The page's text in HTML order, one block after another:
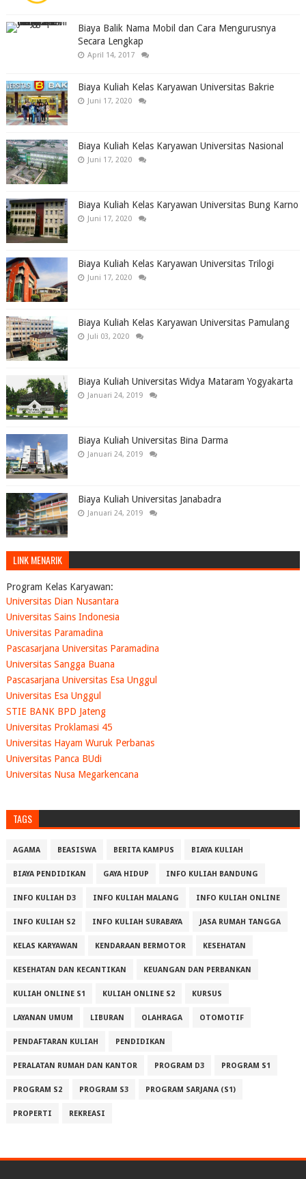
Biaya Balik Nama Mobil dan Cara Mengurusnya
Secara Lengkap
April 14, 2017
Biaya Kuliah Kelas Karyawan Universitas Bakrie
Juni 17, 2020
Biaya Kuliah Kelas Karyawan Universitas Nasional
Juni 17, 2020
Biaya Kuliah Kelas Karyawan Universitas Bung Karno
Juni 17, 2020
Biaya Kuliah Kelas Karyawan Universitas Trilogi
Juni 17, 2020
Biaya Kuliah Kelas Karyawan Universitas Pamulang
Juli 03, 2020
Biaya Kuliah Universitas Widya Mataram Yogyakarta
Januari 24, 2019
Biaya Kuliah Universitas Bina Darma
Januari 24, 2019
Biaya Kuliah Universitas Janabadra
Januari 24, 2019
LINK MENARIK
Program Kelas Karyawan:
Universitas Dian Nusantara
Universitas Sains Indonesia
Universitas Paramadina
Pascasarjana Universitas Paramadina
Universitas Sangga Buana
Pascasarjana Universitas Esa Unggul
Universitas Esa Unggul
STIE BANK BPD Jateng
Universitas Proklamasi 45
Universitas Hayam Wuruk Perbanas
Universitas Panca BUdi
Universitas Nusa Megarkencana
TAGS
AGAMA BEASISWA BERITA KAMPUS BIAYA KULIAH
BIAYA PENDIDIKAN GAYA HIDUP INFO KULIAH BANDUNG
INFO KULIAH D3 INFO KULIAH MALANG INFO KULIAH ONLINE
INFO KULIAH S2 INFO KULIAH SURABAYA JASA RUMAH TANGGA
KELAS KARYAWAN KENDARAAN BERMOTOR KESEHATAN
KESEHATAN DAN KECANTIKAN KEUANGAN DAN PERBANKAN
KULIAH ONLINE S1 KULIAH ONLINE S2 KURSUS
LAYANAN UMUM LIBURAN OLAHRAGA OTOMOTIF
PENDAFTARAN KULIAH PENDIDIKAN
PERALATAN RUMAH DAN KANTOR PROGRAM D3 PROGRAM S1
PROGRAM S2 PROGRAM S3 PROGRAM SARJANA (S1)
PROPERTI REKREASI